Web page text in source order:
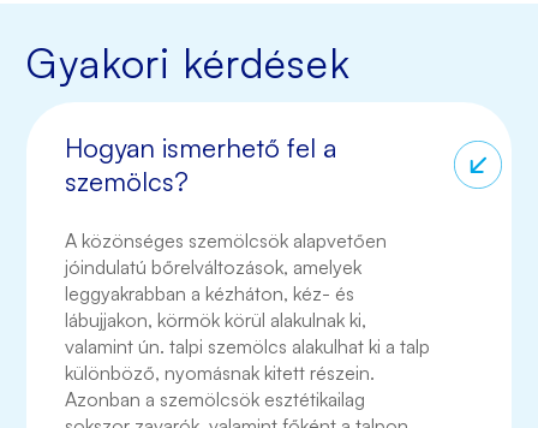
Gyakori kérdések
Hogyan ismerhető fel a
szemölcs?
A közönséges szemölcsök alapvetően
jóindulatú bőrelváltozások, amelyek
leggyakrabban a kézháton, kéz- és
lábujjakon, körmök körül alakulnak ki,
valamint ún. talpi szemölcs alakulhat ki a talp
különböző, nyomásnak kitett részein.
Azonban a szemölcsök esztétikailag